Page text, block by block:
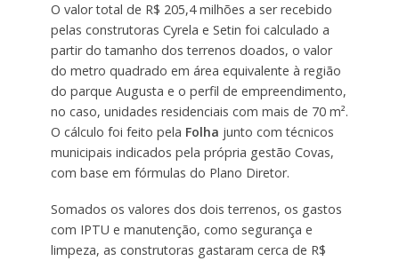
O valor total de R$ 205,4 milhões a ser recebido
pelas construtoras Cyrela e Setin foi calculado a
partir do tamanho dos terrenos doados, o valor
do metro quadrado em área equivalente à região
do parque Augusta e o perfil de empreendimento,
no caso, unidades residenciais com mais de 70 m².
O cálculo foi feito pela Folha junto com técnicos
municipais indicados pela própria gestão Covas,
com base em fórmulas do Plano Diretor.
Somados os valores dos dois terrenos, os gastos
com IPTU e manutenção, como segurança e
limpeza, as construtoras gastaram cerca de R$